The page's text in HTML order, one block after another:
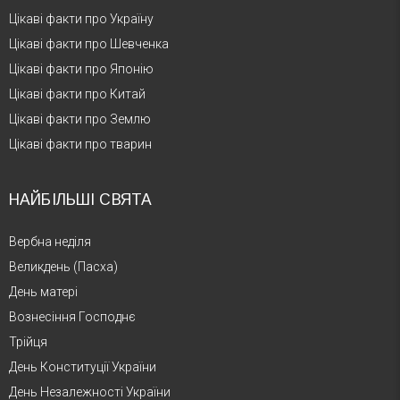
Цікаві факти про Україну
Цікаві факти про Шевченка
Цікаві факти про Японію
Цікаві факти про Китай
Цікаві факти про Землю
Цікаві факти про тварин
НАЙБІЛЬШІ СВЯТА
Вербна неділя
Великдень (Пасха)
День матері
Вознесіння Господнє
Трійця
День Конституції України
День Незалежності України